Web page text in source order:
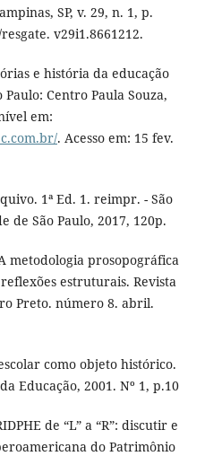
SP, v. 29, n. 1, p.
v29i1.8661212.
e história da educação
Centro Paula Souza,
em:
. Acesso em: 15 fev.
1ª Ed. 1. reimpr. - São
de São Paulo, 2017, 120p.
metodologia prosopográfica
estruturais. Revista
Preto. número 8. abril.
como objeto histórico.
Educação, 2001. Nº 1, p.10
de “L” a “R”: discutir e
do Patrimônio